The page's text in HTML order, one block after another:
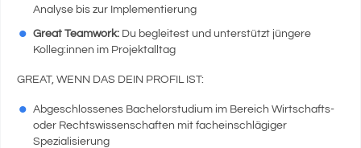
Analyse bis zur Implementierung
Great Teamwork: Du begleitest und unterstützt jüngere
Kolleg:innen im Projektalltag
GREAT, WENN DAS DEIN PROFIL IST:
Abgeschlossenes Bachelorstudium im Bereich Wirtschafts-
oder Rechtswissenschaften mit facheinschlägiger
Spezialisierung